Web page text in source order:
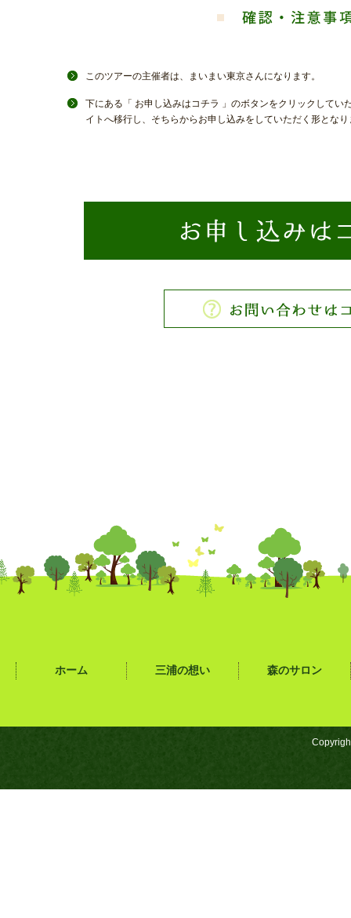
このツアーの主催者は、まいまい東京さんになります。
下にある「 お申し込みはコチラ 」のボタンをクリックしてい
イトへ移行し、そちらからお申し込みをしていただく形となり
ホーム 三浦の想い 森のサロン